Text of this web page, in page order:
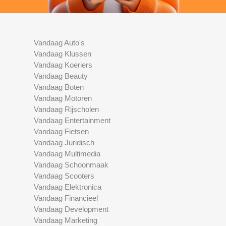
Vandaag Auto's
Vandaag Klussen
Vandaag Koeriers
Vandaag Beauty
Vandaag Boten
Vandaag Motoren
Vandaag Rijscholen
Vandaag Entertainment
Vandaag Fietsen
Vandaag Juridisch
Vandaag Multimedia
Vandaag Schoonmaak
Vandaag Scooters
Vandaag Elektronica
Vandaag Financieel
Vandaag Development
Vandaag Marketing